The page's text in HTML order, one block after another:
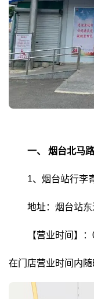
一、 烟台北马
1、烟台站行李
地址：烟台站
【营业时间】
在门店营业时间内随